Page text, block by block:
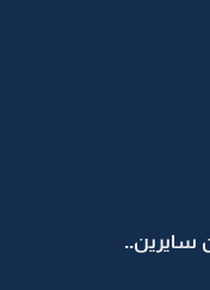
سايرين..